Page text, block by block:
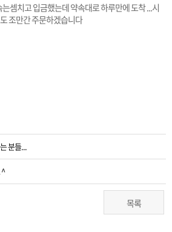
]설 연휴 배송 및 휴무 안내
셈치고 입금했는데 약속대로 하루만에 도착 ...시
조만간 주문하겠습니다
분들...
^
목록